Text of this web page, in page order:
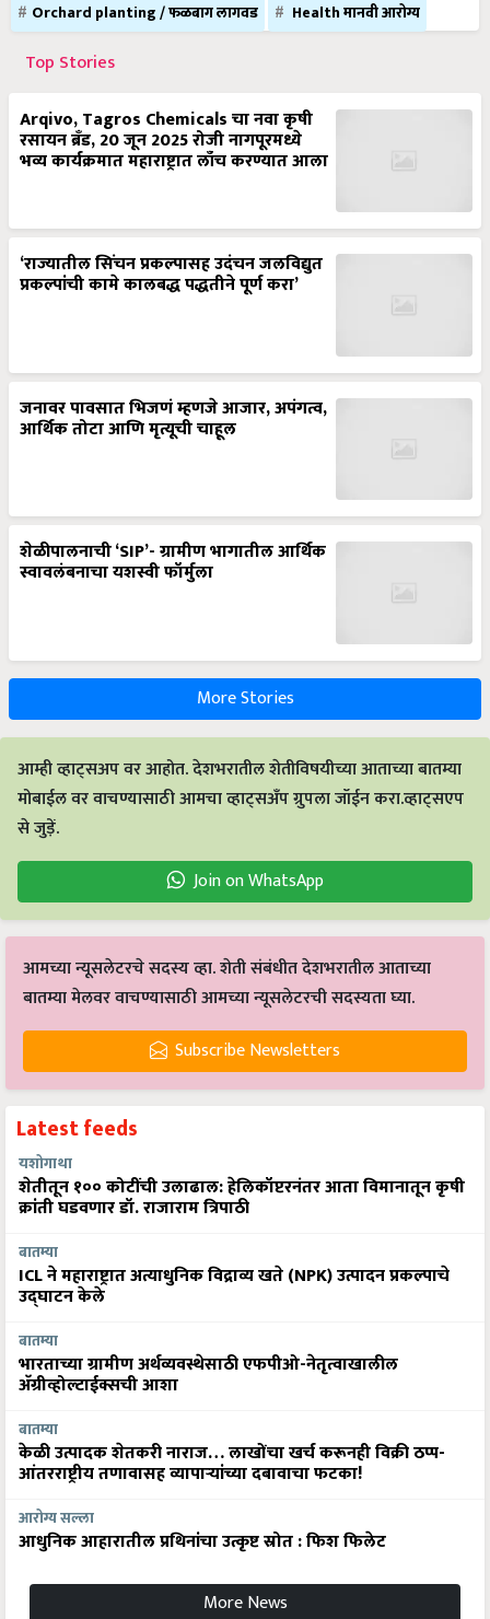
Orchard planting / फळबाग लागवड
Health मानवी आरोग्य
Top Stories
Arqivo, Tagros Chemicals चा नवा कृषी
रसायन ब्रँड, 20 जून 2025 रोजी नागपूरमध्ये
भव्य कार्यक्रमात महाराष्ट्रात लाँच करण्यात आला
‘राज्यातील सिंचन प्रकल्पासह उदंचन जलविद्युत
प्रकल्पांची कामे कालबद्ध पद्धतीने पूर्ण करा’
जनावर पावसात भिजणं म्हणजे आजार, अपंगत्व,
आर्थिक तोटा आणि मृत्यूची चाहूल
शेळीपालनाची ‘SIP’- ग्रामीण भागातील आर्थिक
स्वावलंबनाचा यशस्वी फॉर्मुला
More Stories
आम्ही व्हाट्सअप वर आहोत. देशभरातील शेतीविषयीच्या आताच्या बातम्या
मोबाईल वर वाचण्यासाठी आमचा व्हाट्सअँप ग्रुपला जॉईन करा.व्हाट्सएप
से जुड़ें.
Join on WhatsApp
आमच्या न्यूसलेटरचे सदस्य व्हा. शेती संबंधीत देशभरातील आताच्या
बातम्या मेलवर वाचण्यासाठी आमच्या न्यूसलेटरची सदस्यता घ्या.
Subscribe Newsletters
Latest feeds
यशोगाथा
शेतीतून १०० कोटींची उलाढाल: हेलिकॉप्टरनंतर आता विमानातून कृषी
क्रांती घडवणार डॉ. राजाराम त्रिपाठी
बातम्या
ICL ने महाराष्ट्रात अत्याधुनिक विद्राव्य खते (NPK) उत्पादन प्रकल्पाचे
उद्घाटन केले
बातम्या
भारताच्या ग्रामीण अर्थव्यवस्थेसाठी एफपीओ-नेतृत्वाखालील
अ‍ॅग्रीव्होल्टाईक्सची आशा
बातम्या
केळी उत्पादक शेतकरी नाराज… लाखोंचा खर्च करूनही विक्री ठप्प-
आंतरराष्ट्रीय तणावासह व्यापाऱ्यांच्या दबावाचा फटका!
आरोग्य सल्ला
आधुनिक आहारातील प्रथिनांचा उत्कृष्ट स्रोत : फिश फिलेट
More News